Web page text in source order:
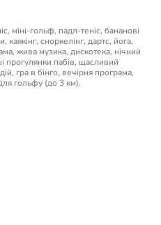
міні-гольф, падл-теніс, бананові
сноркелінг, дартс, йога,
жива музика, дискотека, нічний
прогулянки пабів, щасливий
гра в бінго, вечірня програма,
гольфу (до 3 км).